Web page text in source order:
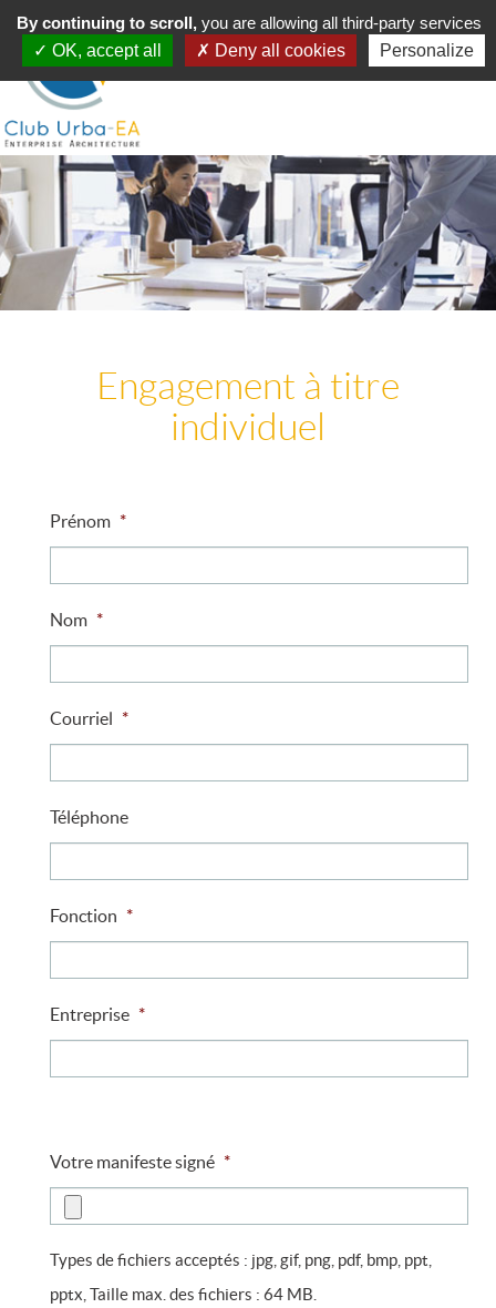
Toggle
navigation
MENU
Engagement à titre
individuel
Prénom *
Nom *
Courriel *
Téléphone
Fonction *
Entreprise *
Votre manifeste signé *
Types de fichiers acceptés : jpg, gif, png, pdf, bmp, ppt,
pptx, Taille max. des fichiers : 64 MB.
By continuing to scroll, you are allowing all third-party services
OK, accept all
Deny all cookies Personalize